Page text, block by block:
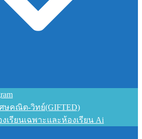
ษคณิต-วิทย์(GIFTED)
เรียนเฉพาะและห้องเรียน Ai